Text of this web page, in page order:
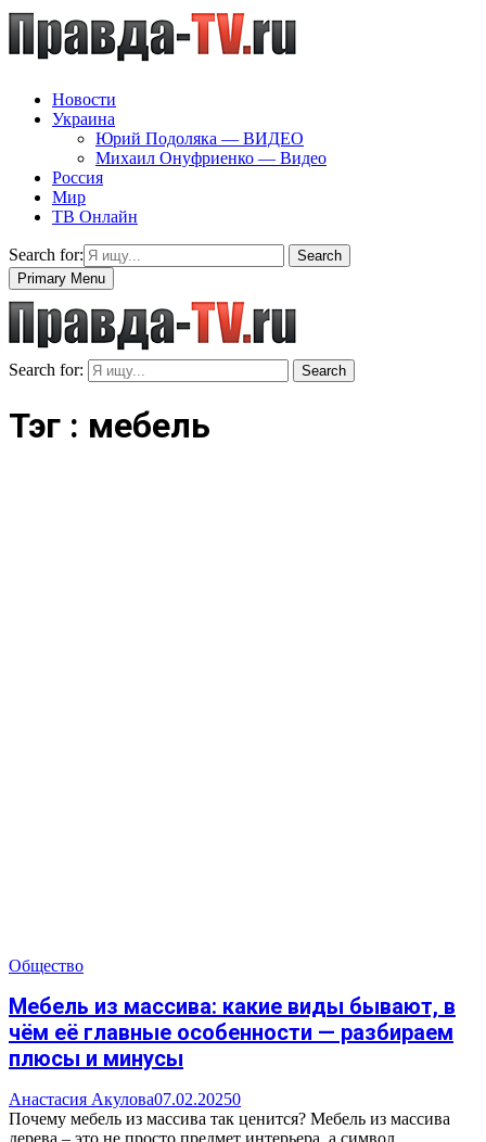
Новости
Украина
Юрий Подоляка — ВИДЕО
Михаил Онуфриенко — Видео
Россия
Мир
ТВ Онлайн
Search for:
Search
Primary Menu
Search for: Search
Тэг : мебель
Общество
Мебель из массива: какие виды бывают, в
чём её главные особенности — разбираем
плюсы и минусы
Анастасия Акулова07.02.20250
Почему мебель из массива так ценится? Мебель из массива
дерева – это не просто предмет интерьера, а символ